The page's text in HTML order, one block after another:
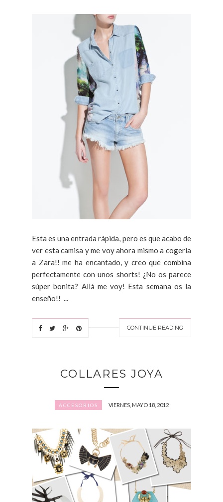
Esta es una entrada rápida, pero es que acabo de
ver esta camisa y me voy ahora mismo a cogerla
a Zara!! me ha encantado, y creo que combina
perfectamente con unos shorts! ¿No os parece
súper bonita? Allá me voy! Esta semana os la
enseño!! ...
CONTINUE READING
COLLARES JOYA
ACCESORIOS VIERNES, MAYO 18, 2012